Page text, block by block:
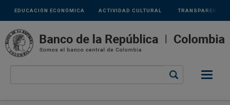
Pasar al contenido principal
Links
secundarios
ACTIVIDAD CULTURAL
EDUCACIÓN ECONÓMICA TRANSPARENCIA